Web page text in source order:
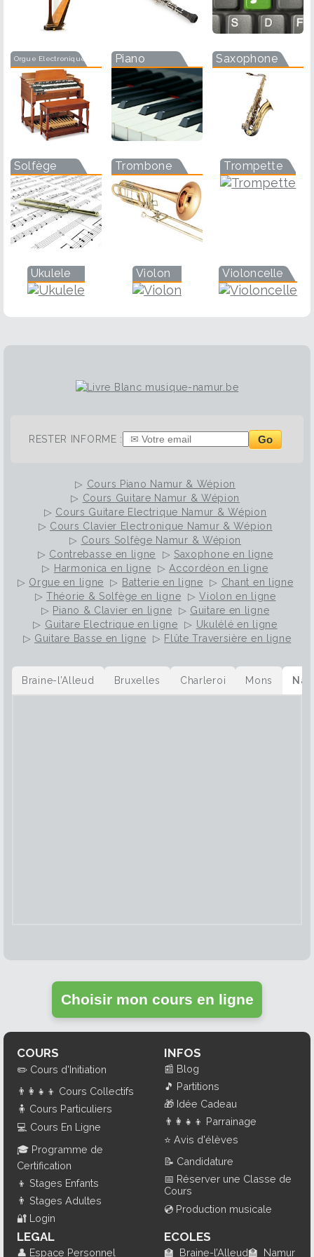
Orgue Electronique Piano Saxophone
Solfège Trombone Trompette
Ukulele Violon Violoncelle
RESTER INFORME : Go
▷ Cours Piano Namur & Wépion
▷ Cours Guitare Namur & Wépion
▷ Cours Guitare Electrique Namur & Wépion
▷ Cours Clavier Electronique Namur & Wépion
▷ Cours Solfège Namur & Wépion
▷ Contrebasse en ligne ▷ Saxophone en ligne
▷ Harmonica en ligne ▷Accordéon en ligne
▷ Orgue en ligne ▷ Batterie en ligne ▷ Chant en ligne
▷Théorie & Solfège en ligne ▷Violon en ligne
▷ Piano & Clavier en ligne ▷ Guitare en ligne
▷ Guitare Electrique en ligne ▷ Ukulélé en ligne
▷ Guitare Basse en ligne ▷ Flûte Traversière en ligne
Braine-l’Alleud Bruxelles Charleroi Mons
Choisir mon cours en ligne
COURS
✏️ Cours d'Initiation
👨‍👩‍👧‍👦 Cours Collectifs
🧍 Cours Particuliers
💻 Cours En Ligne
🎓 Programme de
Certification
👦 Stages Enfants
👨 Stages Adultes
🔐 Login
INFOS
📰 Blog
🎵 Partitions
🎁 Idée Cadeau
👨‍👩‍👧‍👦 Parrainage
⭐ Avis d'élèves
📝 Candidature
📅 Réserver une Classe de
Cours
💿 Production musicale
LEGAL
👤 Espace Personnel
ECOLES
🏫 Braine-l’Alleud🏫 Namur